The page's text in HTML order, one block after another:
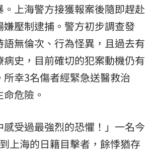
。上海警方接獲報案後隨即趕赴
壓制逮捕。警方初步調查發
無倫次、行為怪異，且過去有
史，目前確切的犯案動機仍有
幸3名傷者經緊急送醫救治
危險。
感受過最強烈的恐懼！」一名今
上海的日籍目擊者，餘悸猶存